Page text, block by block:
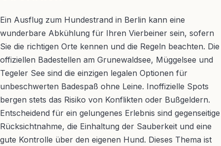
Ein Ausflug zum Hundestrand in Berlin kann eine
wunderbare Abkühlung für Ihren Vierbeiner sein, sofern
Sie die richtigen Orte kennen und die Regeln beachten. Die
offiziellen Badestellen am Grunewaldsee, Müggelsee und
Tegeler See sind die einzigen legalen Optionen für
unbeschwerten Badespaß ohne Leine. Inoffizielle Spots
bergen stets das Risiko von Konflikten oder Bußgeldern.
Entscheidend für ein gelungenes Erlebnis sind gegenseitige
Rücksichtnahme, die Einhaltung der Sauberkeit und eine
gute Kontrolle über den eigenen Hund. Dieses Thema ist